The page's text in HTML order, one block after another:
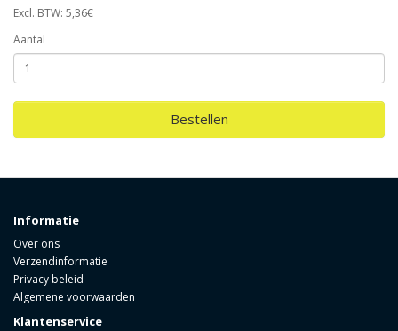
Excl. BTW: 5,36€
Aantal
Bestellen
Informatie
Over ons
Verzendinformatie
Privacy beleid
Algemene voorwaarden
Klantenservice